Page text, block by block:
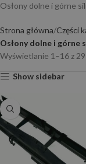
Osłony dolne i górne
Strona główna Części
Osłony dolne i górne
Wyświetlanie 1–16 z
Show sidebar